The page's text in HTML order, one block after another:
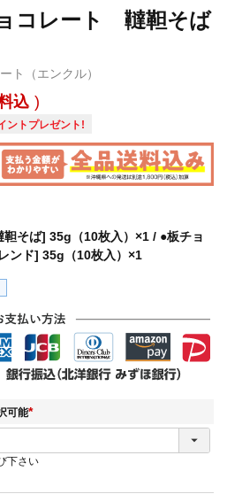
コレート 韃靼そば
ト（エンクル）
込
ントプレゼント!
そば] 35g（10枚入）×1 / ●板チョ
ンド] 35g（10枚入）×1
可能
(
須
下さい